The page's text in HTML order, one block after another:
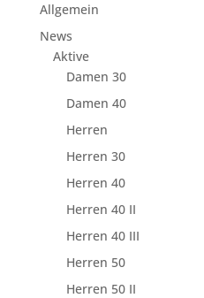
Allgemein
News
Aktive
Damen 30
Damen 40
Herren
Herren 30
Herren 40
Herren 40 II
Herren 40 III
Herren 50
Herren 50 II